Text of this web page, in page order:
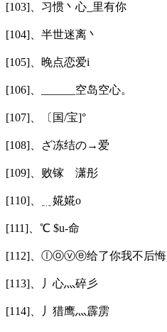
[103]、习惯丶心_里有你
[104]、半世迷离丶
[105]、晚点恋爱i
[106]、______空岛空心。
[107]、〔国/宝]°
[108]、ざ冻结の→爱
[109]、败镓ゞ潇彤
[110]、﹎婲婲o
[111]、℃ $u-命
[112]、ⓛⓞⓥⓔ给了你我不后悔
[113]、丿心灬碎彡
[114]、丿猎鹰灬霹雳